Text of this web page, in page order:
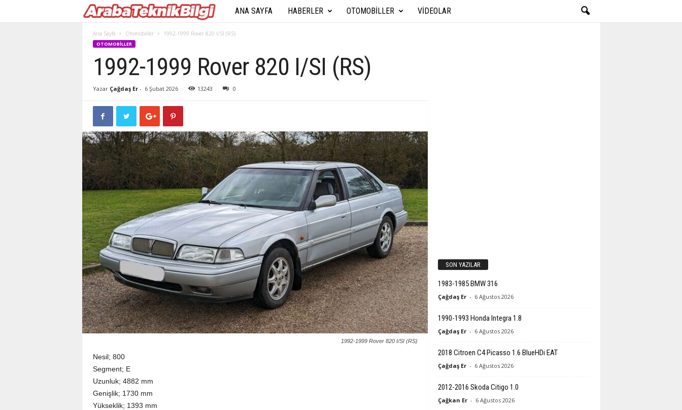
r
b
a
e
k
n
i
B
i
l
g
ANA SAYFA HABERLER OTOMOBILLER VIDEOLAR
Ana Sayfa Otomobiller 1992-1999 Rover 820 I/SI (RS)
OTOMOBILLER
1992-1999 Rover 820 I/SI (RS)
Yazar Çağdaş Er- 6 Şubat 2026 13243 0
1992-1999 Rover 820 I/SI (RS)
Nesil; 800
Segment; E
Uzunluk; 4882 mm
Genişlik; 1730 mm
Yükseklik; 1393 mm
SON YAZILAR
1983-1985 BMW 316
Çağdaş Er - 6 Ağustos 2026
1990-1993 Honda Integra 1.8
Çağdaş Er - 6 Ağustos 2026
2018 Citroen C4 Picasso 1.6 BlueHDi EAT
Çağdaş Er - 6 Ağustos 2026
2012-2016 Skoda Citigo 1.0
Çağkan Er - 6 Ağustos 2026